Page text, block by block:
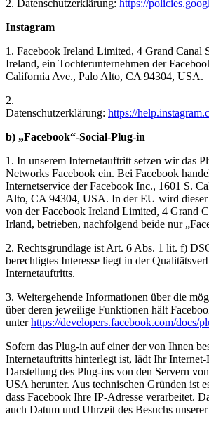
2. Datenschutzerklärung: https://
Instagram
1. Facebook Ireland Limited, 4 Grand Canal
Ireland, ein Tochterunternehmen der
California Ave., Palo Alto, CA 94304, USA.
2.
Datenschutzerklärung: https://
b) „Facebook“-Social-Plug-in
1. In unserem Internetauftritt setzen wir das
Networks Facebook ein. Bei Facebook
Internetservice der Facebook Inc., 1601 S.
Alto, CA 94304, USA. In der EU wird
von der Facebook Ireland Limited, 4 Grand
Irland, betrieben, nachfolgend beide nur
2. Rechtsgrundlage ist Art. 6 Abs. 1 lit. f)
berechtigtes Interesse liegt in der
Internetauftritts.
3. Weitergehende Informationen über die
über deren jeweilige Funktionen hält
unterhttps://developers.facebook.com/docs/
Sofern das Plug-in auf einer der von Ihnen
Internetauftritts hinterlegt ist, lädt Ihr
Darstellung des Plug-ins von den Servern
USA herunter. Aus technischen Gründen ist
dass Facebook Ihre IP-Adresse verarbeitet.
auch Datum und Uhrzeit des Besuchs